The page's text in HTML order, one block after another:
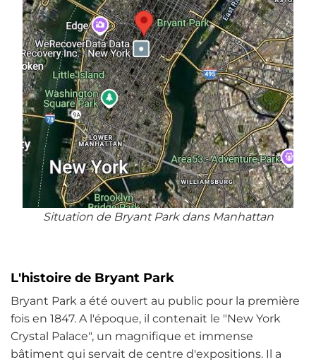
Situation de Bryant Park dans Manhattan
L'histoire de Bryant Park
Bryant Park a été ouvert au public pour la première
fois en 1847. A l'époque, il contenait le "New York
Crystal Palace", un magnifique et immense
bâtiment qui servait de centre d'expositions. Il a